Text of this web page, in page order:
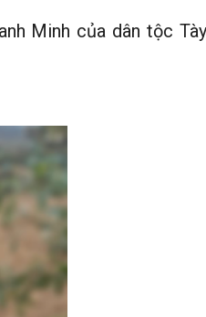
Minh của dân tộc